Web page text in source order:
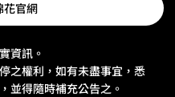
花官網
資訊。
之權利，如有未盡事宜，悉
並得隨時補充公告之。